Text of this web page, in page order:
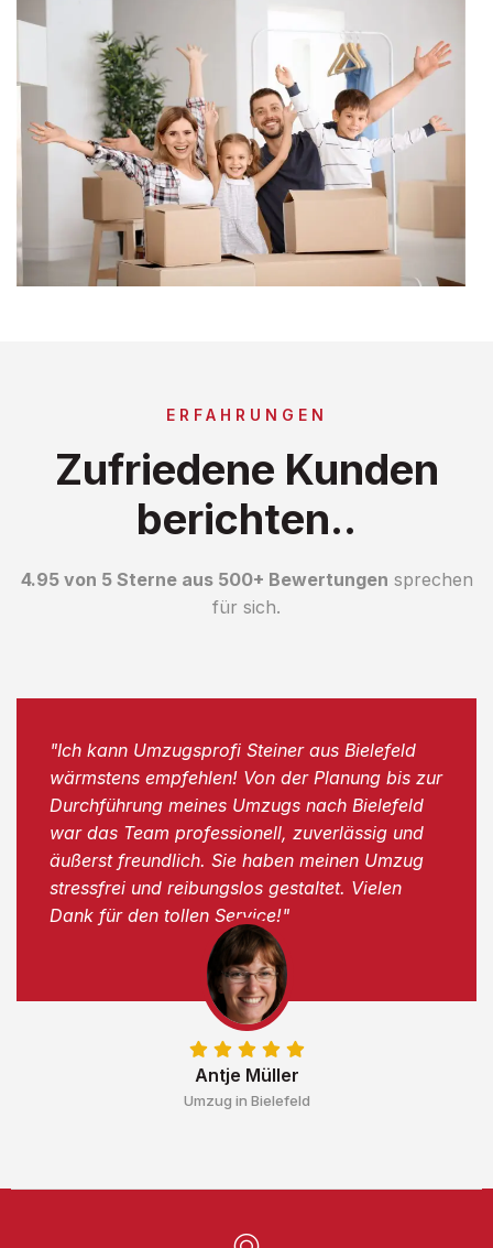
ERFAHRUNGEN
Zufriedene Kunden
berichten..
4.95 von 5 Sterne aus 500+ Bewertungen sprechen
für sich.
Antje Müller
Umzug in Bielefeld
"Ich kann Umzugsprofi Steiner aus Bielefeld
wärmstens empfehlen! Von der Planung bis zur
Durchführung meines Umzugs nach Bielefeld
war das Team professionell, zuverlässig und
äußerst freundlich. Sie haben meinen Umzug
stressfrei und reibungslos gestaltet. Vielen
Dank für den tollen Service!"